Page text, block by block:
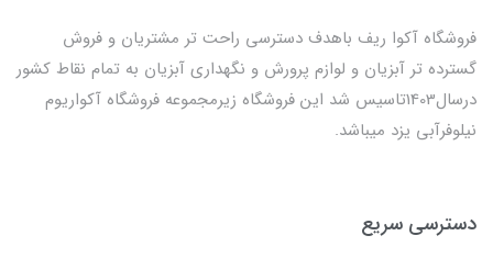
فروشگاه آکوا ریف باهدف دسترسی راحت تر مشتریان و فروش
گسترده تر آبزیان و لوازم پرورش و نگهداری آبزیان به تمام نقاط کشور
درسال1403تاسیس شد این فروشگاه زیرمجموعه فروشگاه آکواریوم
نیلوفرآبی یزد میباشد.
دسترسی سریع